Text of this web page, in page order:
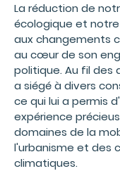
La réduction de
écologique et
aux changements
au cœur de son
politique. Au fil des
a siégé à divers
ce qui lui a permis
expérience
domaines de la
l'urbanisme et des
climatiques.